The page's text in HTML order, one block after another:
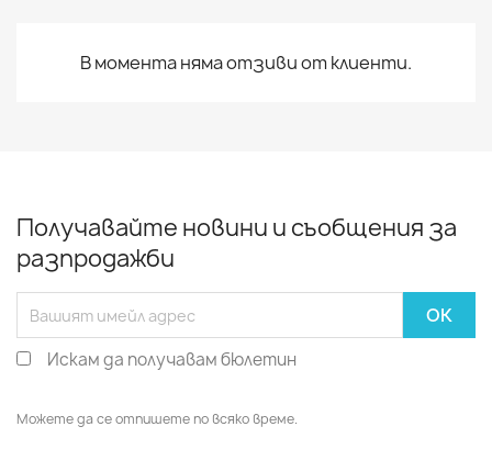
В момента няма отзиви от клиенти.
Получавайте новини и съобщения за
разпродажби
Искам да получавам бюлетин
Можете да се отпишете по всяко време.